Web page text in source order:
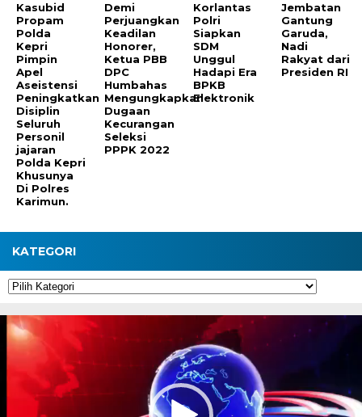
Kasubid
Propam
Polda
Kepri
Pimpin
Apel
Aseistensi
Peningkatkan
Disiplin
Seluruh
Personil
jajaran
Polda Kepri
Khusunya
Di Polres
Karimun.
Demi
Perjuangkan
Keadilan
Honorer,
Ketua PBB
DPC
Humbahas
Mengungkapkan
Dugaan
Kecurangan
Seleksi
PPPK 2022
Korlantas
Polri
Siapkan
SDM
Unggul
Hadapi Era
BPKB
Elektronik
Jembatan
Gantung
Garuda,
Nadi
Rakyat dari
Presiden RI
KATEGORI
Kategori
Pemutar
Video